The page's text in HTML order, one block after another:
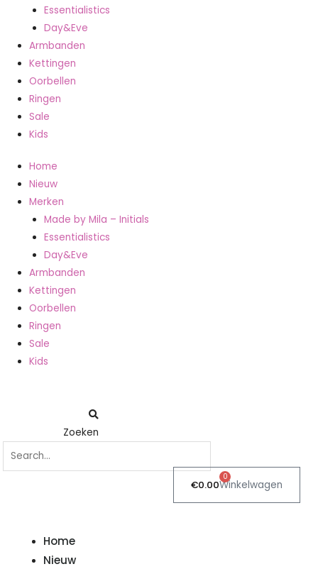
Essentialistics
Day&Eve
Armbanden
Kettingen
Oorbellen
Ringen
Sale
Kids
Home
Nieuw
Merken
Made by Mila – Initials
Essentialistics
Day&Eve
Armbanden
Kettingen
Oorbellen
Ringen
Sale
Kids
Zoeken
€0.00
0
Winkelwagen
Home
Nieuw